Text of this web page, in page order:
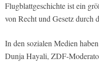
Flugblattgeschichte ist ein
von Recht und Gesetz durch
In den sozialen Medien
Dunja Hayali, ZDF-